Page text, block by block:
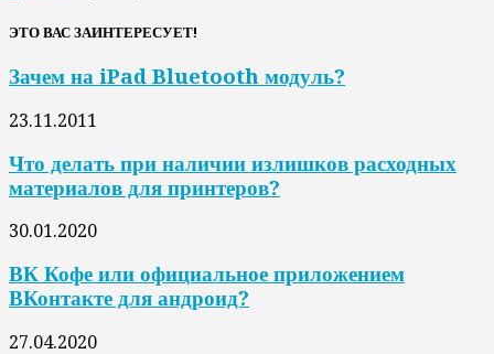
ЭТО ВАС ЗАИНТЕРЕСУЕТ!
Зачем на iPad Bluetooth модуль?
23.11.2011
Что делать при наличии излишков расходных
материалов для принтеров?
30.01.2020
ВК Кофе или официальное приложением
ВКонтакте для андроид?
27.04.2020